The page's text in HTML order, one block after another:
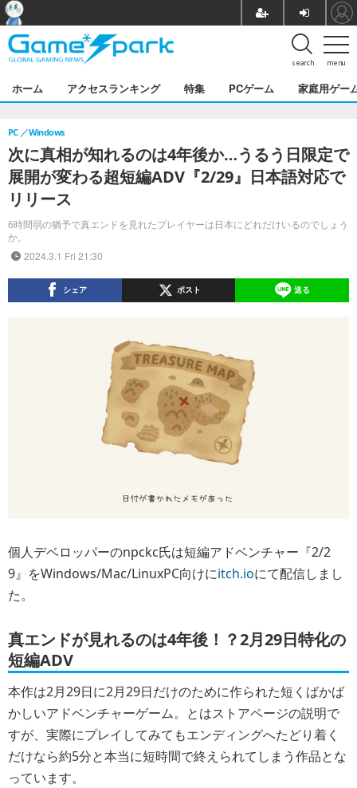
menu
search
ホーム アクセスランキング 特集 PCゲーム 家庭用ゲー
次に真相が知れるのは4年後か…うるう日限定で
展開が変わる超短編ADV『2/29』日本語対応で
リリース
6時間弱の猶予で真エンドを見れたプレイヤーは日本にどれだけいるのでしょう
か。
PC Windows
2024.3.1 Fri 21:30
シェア ポスト 送る
個人デベロッパーのnpckc氏は短編アドベンチャー『2/2
9』をWindows/Mac/LinuxPC向けにitch.ioにて配信しまし
た。
真エンドが見れるのは4年後！？2月29日特化の
短編ADV
本作は2月29日に2月29日だけのために作られた短くばかば
かしいアドベンチャーゲーム。とはストアページの説明で
すが、実際にプレイしてみてもエンディングへたどり着く
だけなら約5分と本当に短時間で終えられてしまう作品とな
っています。